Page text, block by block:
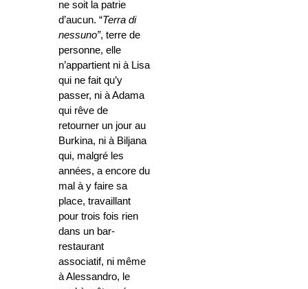
ne soit la patrie
d’aucun. “Terra di
nessuno”, terre de
personne, elle
n’appartient ni à Lisa
qui ne fait qu’y
passer, ni à Adama
qui rêve de
retourner un jour au
Burkina, ni à Biljana
qui, malgré les
années, a encore du
mal à y faire sa
place, travaillant
pour trois fois rien
dans un bar-
restaurant
associatif, ni même
à Alessandro, le